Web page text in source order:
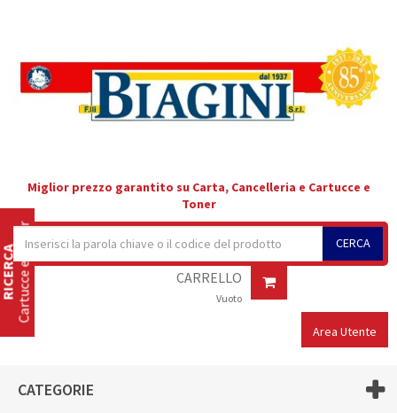
Miglior prezzo garantito su Carta, Cancelleria e Cartucce e
Toner
CERCA
CARRELLO
Vuoto
Area Utente
CATEGORIE
Cartucce e Toner